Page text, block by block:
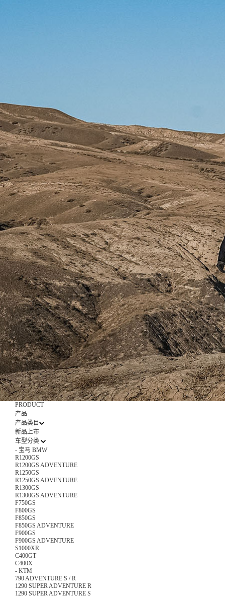
PRODUCT
产品
产品类目
新品上市
车型分类
- 宝马 BMW
R1200GS
R1200GS ADVENTURE
R1250GS
R1250GS ADVENTURE
R1300GS
R1300GS ADVENTURE
F750GS
F800GS
F850GS
F850GS ADVENTURE
F900GS
F900GS ADVENTURE
S1000XR
C400GT
C400X
- KTM
790 ADVENTURE S / R
1290 SUPER ADVENTURE R
1290 SUPER ADVENTURE S